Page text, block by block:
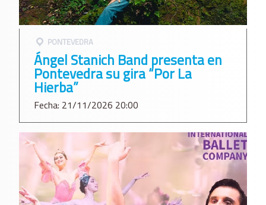
PONTEVEDRA
Ángel Stanich Band presenta en
Pontevedra su gira “Por La
Hierba”
Fecha: 21/11/2026 20:00